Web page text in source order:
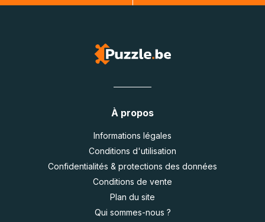
À propos
Informations légales
Conditions d'utilisation
Confidentialités & protections des données
Conditions de vente
Plan du site
Qui sommes-nous ?